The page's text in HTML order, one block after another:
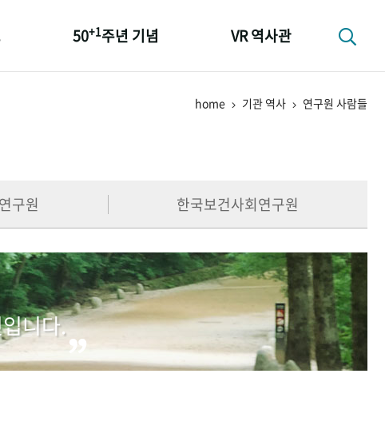
50+1주년 기념
세계와 함께 한 KIHASA
VR 역사관
home 기관 역사 연구원 사람들
구원 한국보건사회연구원
니다.